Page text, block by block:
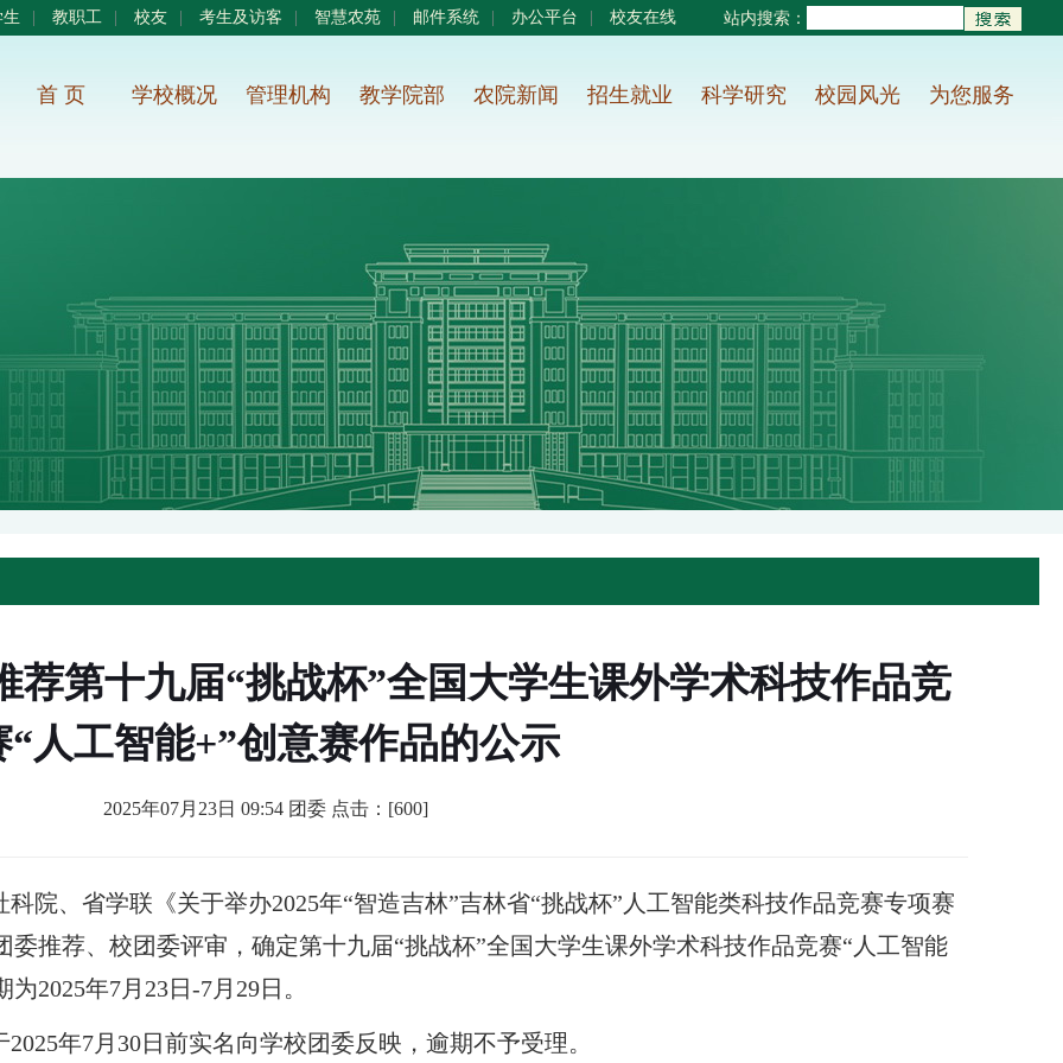
站内搜索：
生 教职工 校友 考生及访客 智慧农苑 邮件系统 办公平台 校友在线
首 页 学校概况 管理机构 教学院部 农院新闻 招生就业 科学研究 校园风光 为您服务
荐第十九届“挑战杯”全国大学生课外学术科技作品竞
“人工智能+”创意赛作品的公示
2025年07月23日 09:54 团委 点击：[600]
院、省学联《关于举办2025年“智造吉林”吉林省“挑战杯”人工智能类科技作品竞赛专项赛
推荐、校团委评审，确定第十九届“挑战杯”全国大学生课外学术科技作品竞赛“人工智能
2025年7月23日-7月29日。
年7月30日前实名向学校团委反映，逾期不予受理。